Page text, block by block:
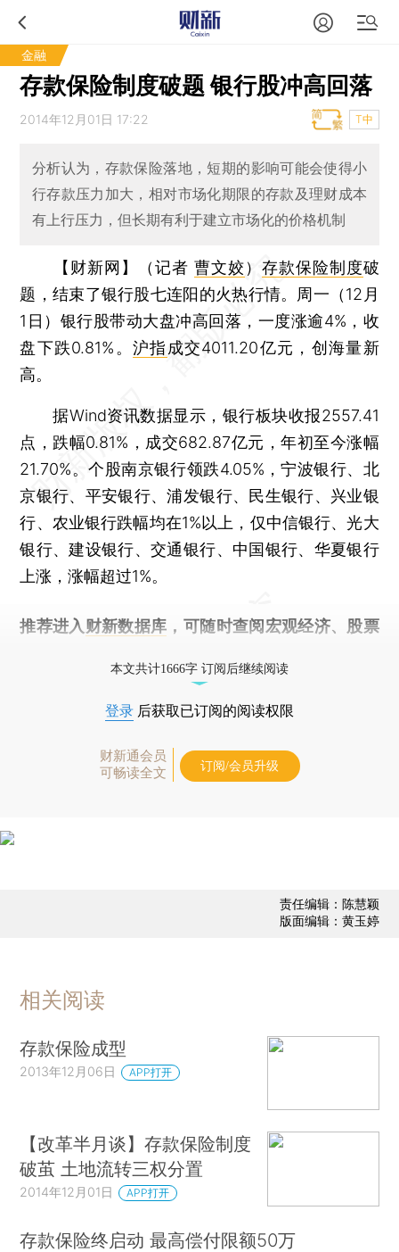
金融
存款保险制度破题 银行股冲高回落
2014年12月01日 17:22 T中
分析认为，存款保险落地，短期的影响可能会使得小
行存款压力加大，相对市场化期限的存款及理财成本
有上行压力，但长期有利于建立市场化的价格机制
【财新网】（记者 曹文姣） 存款保险制度破
题，结束了银行股七连阳的火热行情。周一（12月
1日）银行股带动大盘冲高回落，一度涨逾4%，收
盘下跌0.81%。沪指 成交4011.20亿元，创海量新
高。
据Wind资讯数据显示，银行板块收报2557.41
点，跌幅0.81%，成交682.87亿元，年初至今涨幅
21.70%。个股南京银行领跌4.05%，宁波银行、北
京银行、平安银行、浦发银行、民生银行、兴业银
行、农业银行跌幅均在1%以上，仅中信银行、光大
银行、建设银行、交通银行、中国银行、华夏银行
上涨，涨幅超过1%。
推荐进入 财新数据库 ，可随时查阅宏观经济、股票
本文共计1666字 订阅后继续阅读
登录 后获取已订阅的阅读权限
财新通会员
可畅读全文
订阅/会员升级
责任编辑：陈慧颖
版面编辑：黄玉婷
相关阅读
存款保险成型
2013年12月06日 APP打开
【改革半月谈】存款保险制度
破茧 土地流转三权分置
2014年12月01日 APP打开
存款保险终启动 最高偿付限额50万